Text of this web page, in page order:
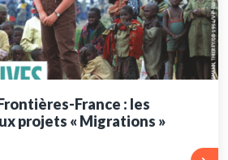
France : les
projets « Migrations »